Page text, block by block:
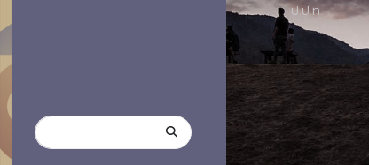
ป.ป.ท.